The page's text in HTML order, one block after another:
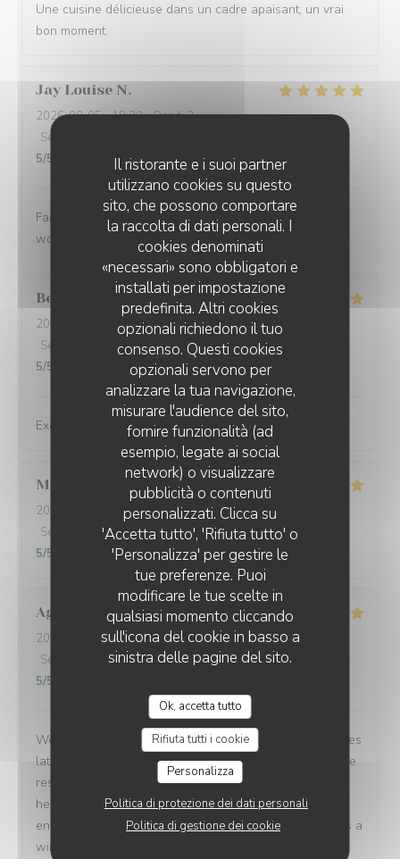
Il ristorante e i suoi partner
utilizzano cookies su questo
sito, che possono comportare
la raccolta di dati personali. I
cookies denominati
«necessari» sono obbligatori e
installati per impostazione
predefinita. Altri cookies
opzionali richiedono il tuo
consenso. Questi cookies
opzionali servono per
analizzare la tua navigazione,
misurare l'audience del sito,
fornire funzionalità (ad
esempio, legate ai social
network) o visualizzare
pubblicità o contenuti
personalizzati. Clicca su
'Accetta tutto', 'Rifiuta tutto' o
'Personalizza' per gestire le
tue preferenze. Puoi
modificare le tue scelte in
qualsiasi momento cliccando
sull'icona del cookie in basso a
sinistra delle pagine del sito.
Ok, accetta tutto
Rifiuta tutti i cookie
Personalizza
Politica di protezione dei dati personali
Politica di gestione dei cookie
Une cuisine délicieuse dans un cadre apaisant, un vrai
bon moment.
Jay Louise N
2026-08-05- 19:30 - Ospiti 2
Servizio
:
5/5
Fantastic service, fantastic food and lovely experience
would definitely return 🥰 Delicious ❤️
Belinda
2026-08-05
- 12:15 - Ospiti 2
Servizio
Atmosfera:5 /5 Cucina :5/5 Qualità / Prezzo
5/5
Exceptional dishes. Flawless service. Recommended.
Marie
2026-08-04
- 12:30 - Ospiti 2
Servizio
/5 Atmosfera : 5/5 Cucina:5 /5 Qualità / Prezzo
5/5
Agustina F
2026-07-30- 21:15 - Ospiti 3
Servizio
Atmosfera:5/5 Cucina: 5/5 Qualità / Prezzo
5/5
We made a quick reservation and arrived only 15 minutes
later to a warm, inviting, and authentic French bistro. The
restaurant owner and all of the waiters were incredibly
helpful and kind, spoke 3 languages, and were patient
enough to let us order in broken French. Every dish was a
win: magret de canard, bœuf bourguignon, assiette de